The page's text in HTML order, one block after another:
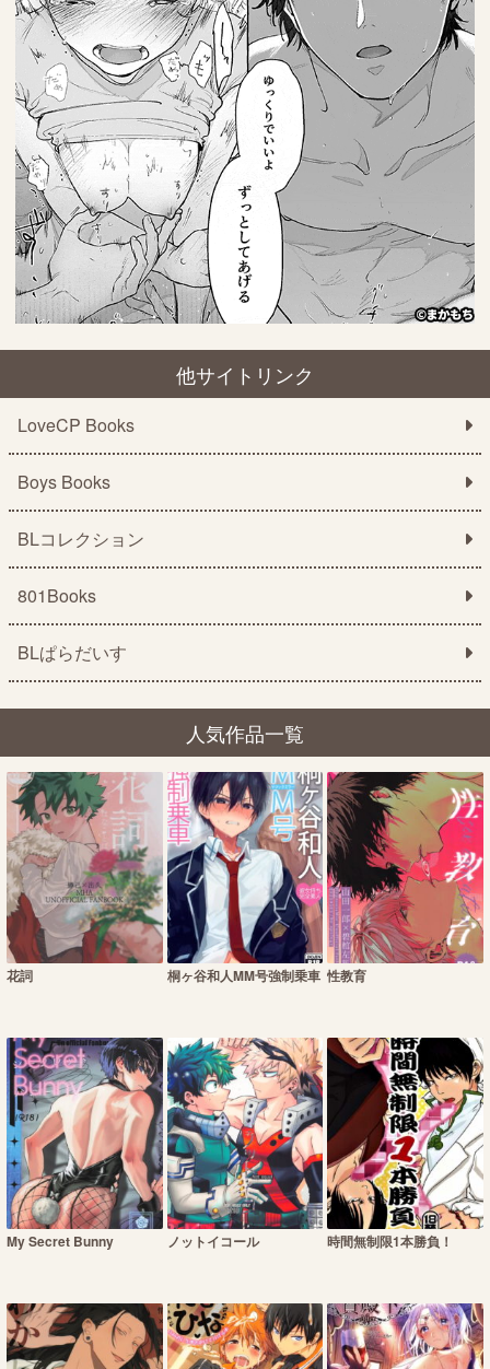
他サイトリンク
LoveCP Books
Boys Books
BLコレクション
801Books
BLぱらだいす
人気作品一覧
花詞 桐ヶ谷和人MM号強制乗車 性教育
My Secret Bunny ノットイコール 時間無制限1本勝負！